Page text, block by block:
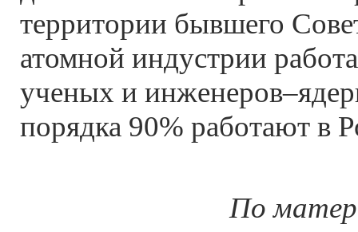
территории бывшего
атомной индустрии
ученых и
порядка 90% работают в
По